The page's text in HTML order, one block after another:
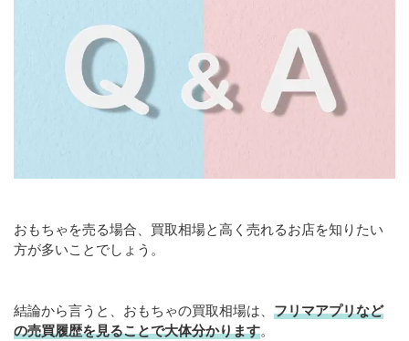
おもちゃを売る場合、買取相場と高く売れるお店を知りたい
方が多いことでしょう。
結論から言うと、おもちゃの買取相場は、 フリマアプリなど
の売買履歴を見ることで大体分かります。